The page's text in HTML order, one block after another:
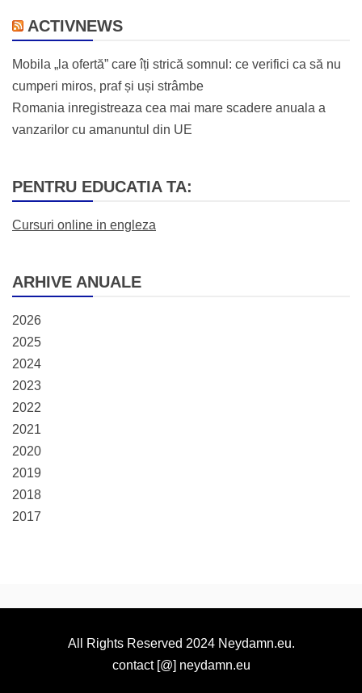
ACTIVNEWS
Mobila „la ofertă” care îți strică somnul: ce verifici ca să nu
cumperi miros, praf și uși strâmbe
Romania inregistreaza cea mai mare scadere anuala a
vanzarilor cu amanuntul din UE
PENTRU EDUCATIA TA:
Cursuri online in engleza
ARHIVE ANUALE
2026
2025
2024
2023
2022
2021
2020
2019
2018
2017
All Rights Reserved 2024 Neydamn.eu.
contact [@] neydamn.eu